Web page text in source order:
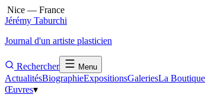
Nice — France
Jérémy Taburchi
Journal d'un artiste plasticien
Rechercher Menu
ActualitésBiographieExpositionsGaleriesLa Boutique
Œuvres▾